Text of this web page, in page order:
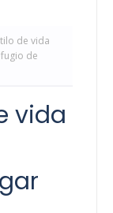
de vida
de
vida